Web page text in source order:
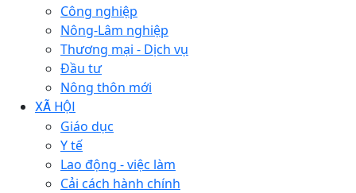
Công nghiệp
Nông-Lâm nghiệp
Thương mại - Dịch vụ
Đầu tư
Nông thôn mới
XÃ HỘI
Giáo dục
Y tế
Lao động - việc làm
Cải cách hành chính